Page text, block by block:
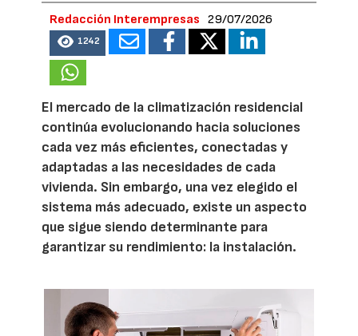
Redacción Interempresas 29/07/2026
1242
El mercado de la climatización residencial
continúa evolucionando hacia soluciones
cada vez más eficientes, conectadas y
adaptadas a las necesidades de cada
vivienda. Sin embargo, una vez elegido el
sistema más adecuado, existe un aspecto
que sigue siendo determinante para
garantizar su rendimiento: la instalación.